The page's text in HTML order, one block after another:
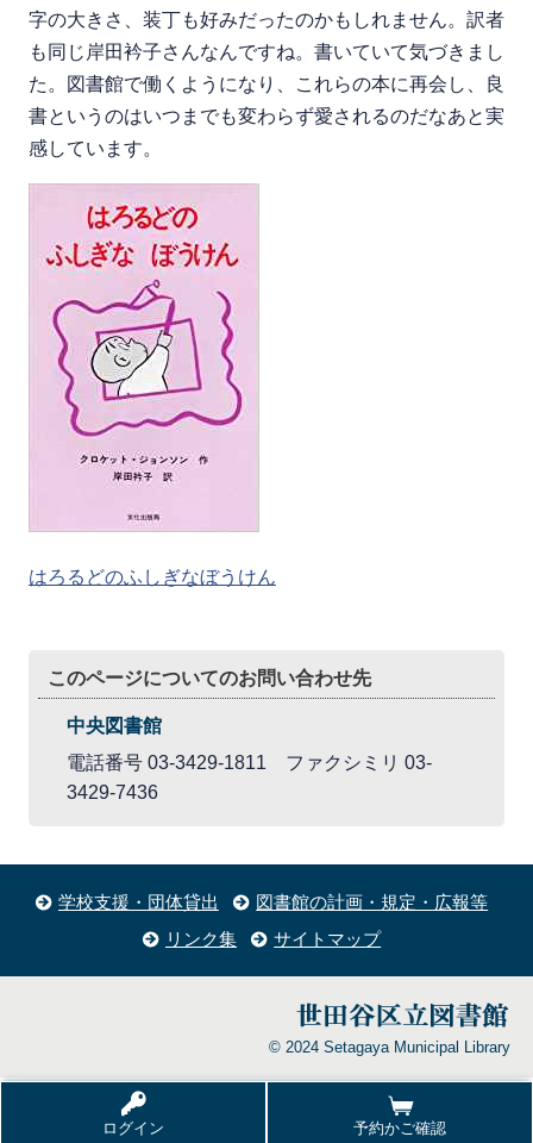
ログイン 予約かご確認
字の大きさ、装丁も好みだったのかもしれません。訳者
も同じ岸田衿子さんなんですね。書いていて気づきまし
た。図書館で働くようになり、これらの本に再会し、良
書というのはいつまでも変わらず愛されるのだなあと実
感しています。
はろるどのふしぎなぼうけん
このページについてのお問い合わせ先
中央図書館
電話番号 03-3429-1811 ファクシミリ 03-
3429-7436
学校支援・団体貸出
図書館の計画・規定・広報等
リンク集
サイトマップ
© 2024 Setagaya Municipal Library